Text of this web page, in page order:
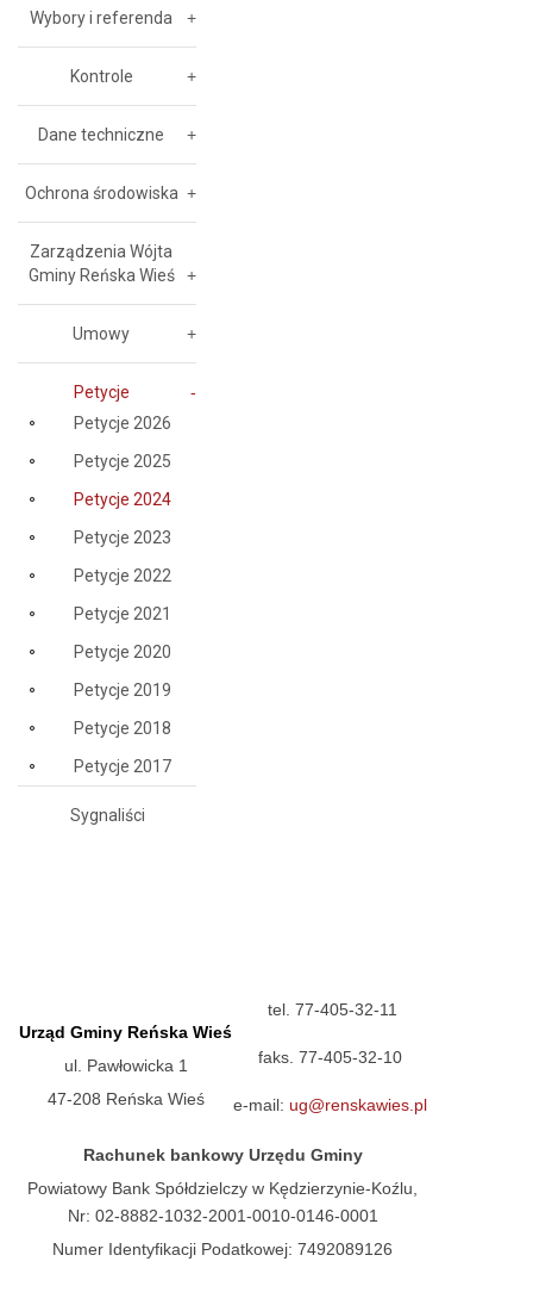
Wybory i referenda
Kontrole
Dane techniczne
Ochrona środowiska
Zarządzenia Wójta
Gminy Reńska Wieś
Umowy
Petycje
Petycje 2026
Petycje 2025
Petycje 2024
Petycje 2023
Petycje 2022
Petycje 2021
Petycje 2020
Petycje 2019
Petycje 2018
Petycje 2017
Sygnaliści
Urząd Gminy Reńska Wieś
ul. Pawłowicka 1
47-208 Reńska Wieś
tel. 77-405-32-11
faks. 77-405-32-10
e-mail: ug@renskawies.pl
Rachunek bankowy Urzędu Gminy
Powiatowy Bank Spółdzielczy w Kędzierzynie-Koźlu,
Nr: 02-8882-1032-2001-0010-0146-0001
Numer Identyfikacji Podatkowej: 7492089126